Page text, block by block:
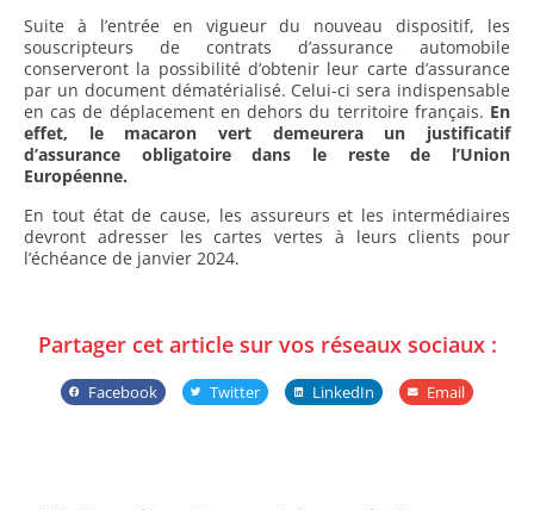
Suite à l’entrée en vigueur du nouveau dispositif, les
souscripteurs de contrats d’assurance automobile
conserveront la possibilité d’obtenir leur carte d’assurance
par un document dématérialisé. Celui-ci sera indispensable
en cas de déplacement en dehors du territoire français. En
effet, le macaron vert demeurera un justificatif
d’assurance obligatoire dans le reste de l’Union
Européenne.
En tout état de cause, les assureurs et les intermédiaires
devront adresser les cartes vertes à leurs clients pour
l’échéance de janvier 2024.
Partager cet article sur vos réseaux sociaux :
Facebook Twitter LinkedIn Email